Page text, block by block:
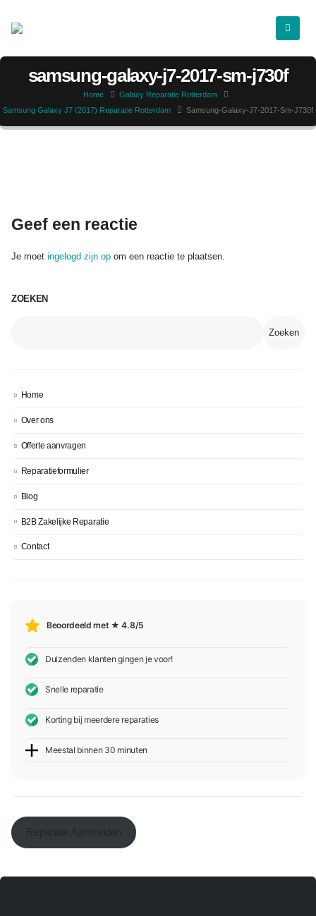
samsung-galaxy-j7-2017-sm-j730f
Home
Galaxy Reparatie Rotterdam
Samsung Galaxy J7 (2017) Reparatie Rotterdam
Samsung-Galaxy-J7-2017-Sm-J730f
Geef een reactie
Je moet ingelogd zijn op om een reactie te plaatsen.
ZOEKEN
Zoeken
Home
Over ons
Offerte aanvragen
Reparatieformulier
Blog
B2B Zakelijke Reparatie
Contact
Beoordeeld met ★ 4.8/5
Duizenden klanten gingen je voor!
Snelle reparatie
Korting bij meerdere reparaties
Meestal binnen 30 minuten